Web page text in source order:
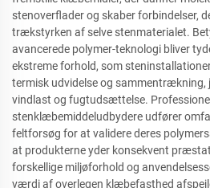
stenoverflader og skaber forbindelser,
trækstyrken af selve stenmaterialet.
avancerede polymer-teknologi bliver
ekstreme forhold, som
termisk udvidelse og
vindlast og fugtudsættelse.
stenklæbemiddeludbydere udfører
feltforsøg for at validere deres
at produkterne yder konsekvent
forskellige miljøforhold og
værdi af overlegen klæbefasthed